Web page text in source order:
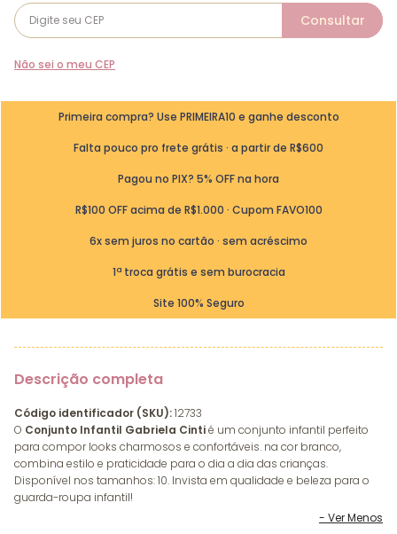
Não sei o meu CEP
Primeira compra? Use PRIMEIRA10 e ganhe desconto
Falta pouco pro frete grátis · a partir de R$600
Pagou no PIX? 5% OFF na hora
R$100 OFF acima de R$1.000 · Cupom FAVO100
6x sem juros no cartão · sem acréscimo
1ª troca grátis e sem burocracia
Site 100% Seguro
Descrição completa
Código identificador (SKU):12733
O Conjunto Infantil Gabriela Cintié um conjunto infantil perfeito
para compor looks charmosos e confortáveis. na cor branco,
combina estilo e praticidade para o dia a dia das crianças.
Disponível nos tamanhos: 10. Invista em qualidade e beleza para o
guarda-roupa infantil!